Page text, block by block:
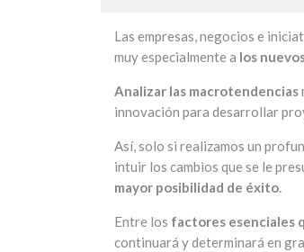
Las empresas, negocios e
muy especialmente a los
Analizar las macrotendencias
innovación para desarrollar
Así, solo si realizamos un
intuir los cambios que se le
mayor posibilidad de éxito.
Entre los factores esenciales
continuará y determinará en